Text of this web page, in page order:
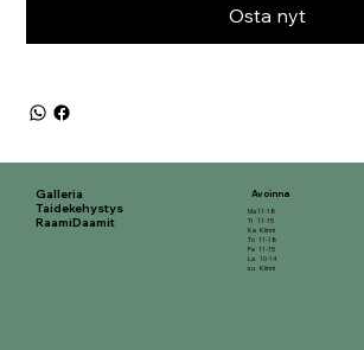
Osta nyt
Galleria
Taidekehystys
RaamiDaamit
Ma 11-18
Ti 11-15
Ke Kiinni
To 11-18
Pe 11-15
La 10-14
su Kiinni
Avoinna